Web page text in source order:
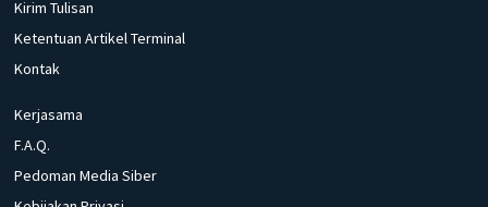
Kirim Tulisan
Ketentuan Artikel Terminal
Kontak
Kerjasama
F.A.Q.
Pedoman Media Siber